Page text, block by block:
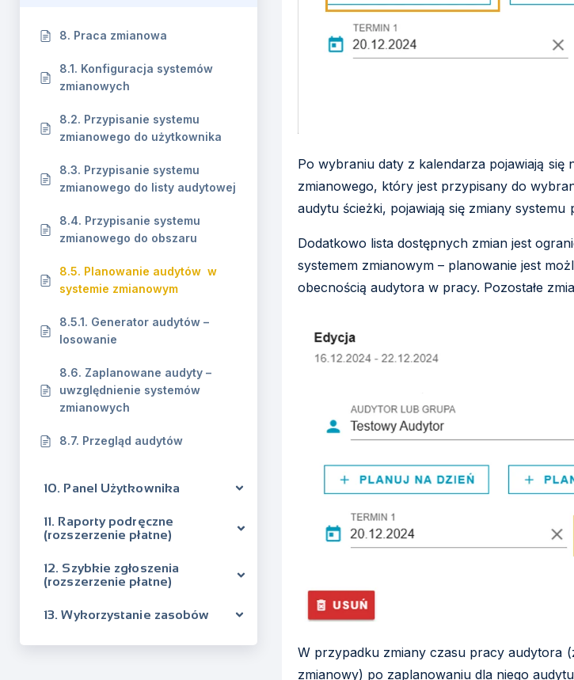
8. Praca zmianowa
8.1. Konfiguracja systemów
zmianowych
8.2. Przypisanie systemu
zmianowego do użytkownika
8.3. Przypisanie systemu
zmianowego do listy audytowej
8.4. Przypisanie systemu
zmianowego do obszaru
8.5. Planowanie audytów w
systemie zmianowym
8.5.1. Generator audytów –
losowanie
8.6. Zaplanowane audyty –
uwzględnienie systemów
zmianowych
8.7. Przegląd audytów
10. Panel Użytkownika
11. Raporty podręczne
(rozszerzenie płatne)
12. Szybkie zgłoszenia
(rozszerzenie płatne)
13. Wykorzystanie zasobów
Po wybraniu daty z kalendarza pojawiają się
zmianowego, który jest przypisany do
audytu ścieżki, pojawiają się zmiany systemu
Dodatkowo lista dostępnych zmian jest
systemem zmianowym – planowanie jest
obecnością audytora w pracy. Pozostałe
W przypadku zmiany czasu pracy audytora
zmianowy) po zaplanowaniu dla niego